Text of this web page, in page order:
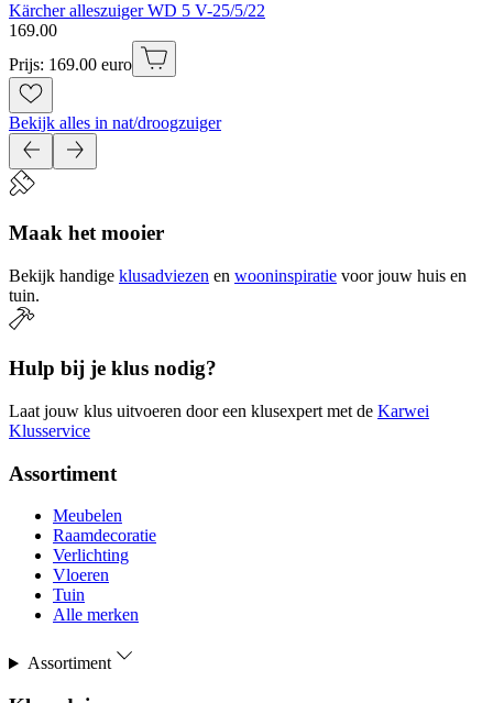
Kärcher alleszuiger WD 5 V-25/5/22
169.00
Prijs: 169.00 euro
Bekijk alles in nat/droogzuiger
Maak het mooier
Bekijk handige klusadviezen en wooninspiratie voor jouw huis en
tuin.
Hulp bij je klus nodig?
Laat jouw klus uitvoeren door een klusexpert met de Karwei
Klusservice
Assortiment
Meubelen
Raamdecoratie
Verlichting
Vloeren
Tuin
Alle merken
Assortiment